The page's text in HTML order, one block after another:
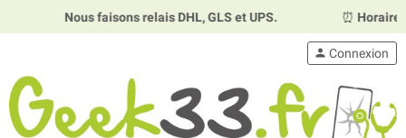
Nous faisons relais DHL, GLS et UPS. Horaires :Mardi,
person Connexion